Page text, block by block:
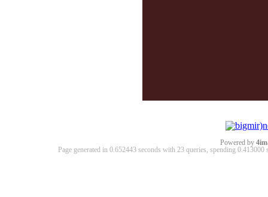
Powered by
Page generated in 0.652443 seconds with 23 queries, spending